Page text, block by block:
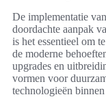
De implementatie
doordachte aanpak
is het essentieel om
de moderne
upgrades en
vormen voor
technologieën